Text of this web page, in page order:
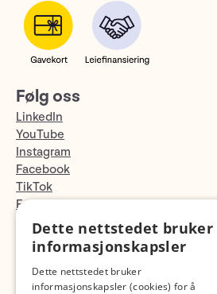
Følg oss
LinkedIn
YouTube
Instagram
Facebook
TikTok
Fotopodden
Med forbehold om skrive- og lagerfeil
Dette nettstedet bruker
informasjonskapsler
Dette nettstedet bruker
informasjonskapsler (cookies) for å